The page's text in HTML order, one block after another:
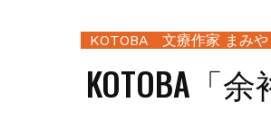
KOTOBA 文療作家 まみや
KOTOBA「余